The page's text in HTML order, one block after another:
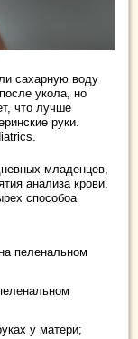
сахарную воду
укола, но
что лучше
руки.
младенцев,
анализа крови.
способоа
пеленальном
у матери;